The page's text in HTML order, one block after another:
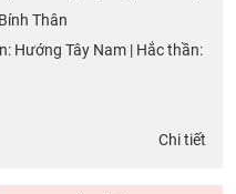
Thân
Hướng Tây Nam | Hắc thần:
Chi tiết